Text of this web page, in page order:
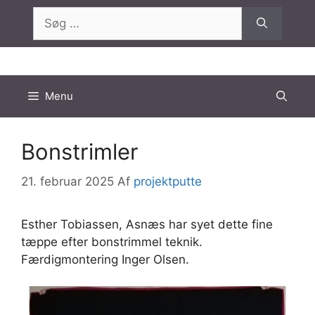
indhold
efter:
Menu
Bonstrimler
21. februar 2025 Af projektputte
Esther Tobiassen, Asnæs har syet dette fine
tæppe efter bonstrimmel teknik.
Færdigmontering Inger Olsen.